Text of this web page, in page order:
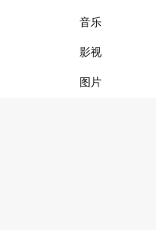
音乐
影视
图片